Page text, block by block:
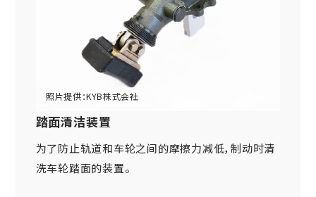
踏面清洁装置
为了防止轨道和车轮之间的摩擦力减低，制动时清
洗车轮踏面的装置。